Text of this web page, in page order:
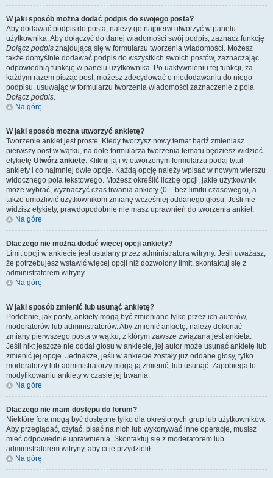
W jaki sposób można dodać podpis do swojego posta?
Aby dodawać podpis do posta, należy go najpierw utworzyć w panelu
użytkownika. Aby dołączyć do danej wiadomości swój podpis, zaznacz funkcję
Dołącz podpis znajdującą się w formularzu tworzenia wiadomości. Możesz
także domyślnie dodawać podpis do wszystkich swoich postów, zaznaczając
odpowiednią funkcję w panelu użytkownika. Po uaktywnieniu tej funkcji, za
każdym razem pisząc post, możesz zdecydować o niedodawaniu do niego
podpisu, usuwając w formularzu tworzenia wiadomości zaznaczenie z pola
Dołącz podpis.
Na górę
W jaki sposób można utworzyć ankietę?
Tworzenie ankiet jest proste. Kiedy tworzysz nowy temat bądź zmieniasz
pierwszy post w wątku, na dole formularza tworzenia tematu będziesz widzieć
etykietę Utwórz ankietę. Kliknij ją i w otworzonym formularzu podaj tytuł
ankiety i co najmniej dwie opcje. Każdą opcję należy wpisać w nowym wierszu
widocznego pola tekstowego. Możesz określić liczbę opcji, jakie użytkownik
może wybrać, wyznaczyć czas trwania ankiety (0 – bez limitu czasowego), a
także umożliwić użytkownikom zmianę wcześniej oddanego głosu. Jeśli nie
widzisz etykiety, prawdopodobnie nie masz uprawnień do tworzenia ankiet.
Na górę
Dlaczego nie można dodać więcej opcji ankiety?
Limit opcji w ankiecie jest ustalany przez administratora witryny. Jeśli uważasz,
że potrzebujesz wstawić więcej opcji niż dozwolony limit, skontaktuj się z
administratorem witryny.
Na górę
W jaki sposób zmienić lub usunąć ankietę?
Podobnie, jak posty, ankiety mogą być zmieniane tylko przez ich autorów,
moderatorów lub administratorów. Aby zmienić ankietę, należy dokonać
zmiany pierwszego posta w wątku, z którym zawsze związana jest ankieta.
Jeśli nikt jeszcze nie oddał głosu w ankiecie, jej autor może usunąć ankietę lub
zmienić jej opcje. Jednakże, jeśli w ankiecie zostały już oddane głosy, tylko
moderatorzy lub administratorzy mogą ją zmienić, lub usunąć. Zapobiega to
modyfikowaniu ankiety w czasie jej trwania.
Na górę
Dlaczego nie mam dostępu do forum?
Niektóre fora mogą być dostępne tylko dla określonych grup lub użytkowników.
Aby przeglądać, czytać, pisać na nich lub wykonywać inne operacje, musisz
mieć odpowiednie uprawnienia. Skontaktuj się z moderatorem lub
administratorem witryny, aby ci je przydzielił.
Na górę